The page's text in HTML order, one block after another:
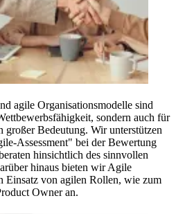
agile Organisationsmodelle sind
sondern auch für
Bedeutung. Wir unterstützen
Assessment" bei der Bewertung
hinsichtlich des sinnvollen
hinaus bieten wir Agile
Einsatz von agilen Rollen, wie zum
Owner an.